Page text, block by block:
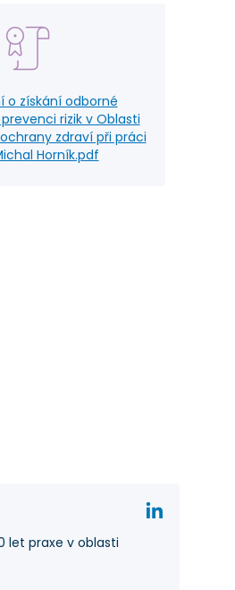
o získání odborné
rizik v Oblasti
zdraví při práci
Horník.pdf
let praxe v oblasti